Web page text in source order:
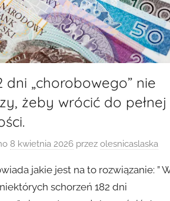
dni „chorobowego” nie
żeby wrócić do pełnej
8 kwietnia 2026 przezolesnicaslaska
jakie jest na to rozwiązanie: ” W
schorzeń 182 dni